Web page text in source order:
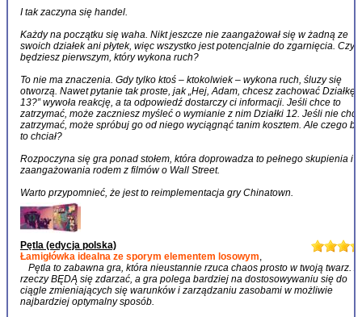
I tak zaczyna się handel.
Każdy na początku się waha. Nikt jeszcze nie zaangażował się w żadną ze
swoich działek ani płytek, więc wszystko jest potencjalnie do zgarnięcia. Czy
będziesz pierwszym, który wykona ruch?
To nie ma znaczenia. Gdy tylko ktoś – ktokolwiek – wykona ruch, śluzy się
otworzą. Nawet pytanie tak proste, jak „Hej, Adam, chcesz zachować Działkę
13?” wywoła reakcję, a ta odpowiedź dostarczy ci informacji. Jeśli chce to
zatrzymać, może zaczniesz myśleć o wymianie z nim Działki 12. Jeśli nie
zatrzymać, może spróbuj go od niego wyciągnąć tanim kosztem. Ale czego by
to chciał?
Rozpoczyna się gra ponad stołem, która doprowadza to pełnego skupienia i
zaangażowania rodem z filmów o Wall Street.
Warto przypomnieć, że jest to reimplementacja gry Chinatown.
Pętla (edycja polska)
Łamigłówka idealna ze sporym elementem losowym,
Pętla to zabawna gra, która nieustannie rzuca chaos prosto w twoją twarz.
rzeczy BĘDĄ się zdarzać, a gra polega bardziej na dostosowywaniu się do
ciągle zmieniających się warunków i zarządzaniu zasobami w możliwie
najbardziej optymalny sposób.